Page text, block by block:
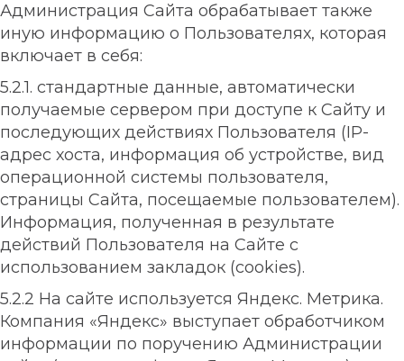
Администрация Сайта обрабатывает также
иную информацию о Пользователях, которая
включает в себя:
5.2.1. стандартные данные, автоматически
получаемые сервером при доступе к Сайту и
последующих действиях Пользователя (IP-
адрес хоста, информация об устройстве, вид
операционной системы пользователя,
страницы Сайта, посещаемые пользователем).
Информация, полученная в результате
действий Пользователя на Сайте с
использованием закладок (cookies).
5.2.2 На сайте используется Яндекс. Метрика.
Компания «Яндекс» выступает обработчиком
информации по поручению Администрации